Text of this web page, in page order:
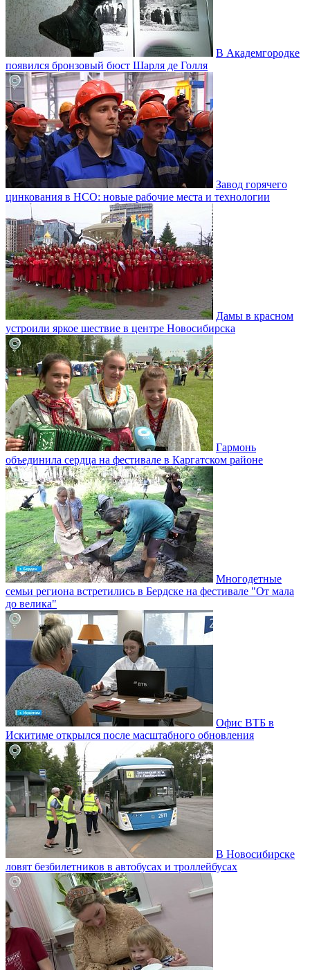
В Академгородке
появился бронзовый бюст Шарля де Голля
Завод горячего
цинкования в НСО: новые рабочие места и технологии
Дамы в красном
устроили яркое шествие в центре Новосибирска
Гармонь
объединила сердца на фестивале в Каргатском районе
Многодетные
семьи региона встретились в Бердске на фестивале "От мала
до велика"
Офис ВТБ в
Искитиме открылся после масштабного обновления
В Новосибирске
ловят безбилетников в автобусах и троллейбусах